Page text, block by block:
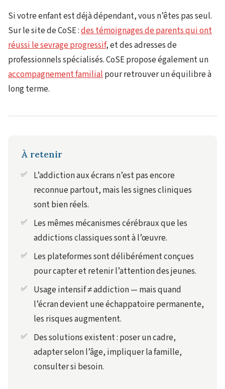
Si votre enfant est déjà dépendant, vous n’êtes pas seul.
Sur le site de CoSE :des témoignages de parents qui ont
réussi le sevrage progressif, et des adresses de
professionnels spécialisés. CoSE propose également un
accompagnement familial pour retrouver un équilibre à
long terme.
À retenir
L’addiction aux écrans n’est pas encore
reconnue partout, mais les signes cliniques
sont bien réels.
Les mêmes mécanismes cérébraux que les
addictions classiques sont à l’œuvre.
Les plateformes sont délibérément conçues
pour capter et retenir l’attention des jeunes.
Usage intensif ≠ addiction — mais quand
l’écran devient une échappatoire permanente,
les risques augmentent.
Des solutions existent : poser un cadre,
adapter selon l’âge, impliquer la famille,
consulter si besoin.